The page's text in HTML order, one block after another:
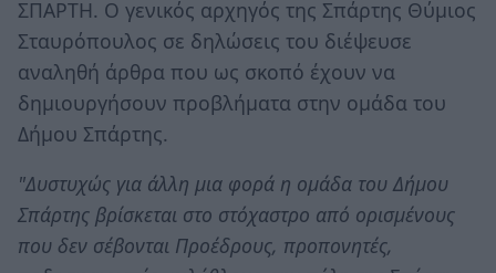
ΣΠΑΡΤΗ. Ο γενικός αρχηγός της Σπάρτης Θύμιος
Σταυρόπουλος σε δηλώσεις του διέψευσε
αναληθή άρθρα που ως σκοπό έχουν να
δημιουργήσουν προβλήματα στην ομάδα του
Δήμου Σπάρτης.
"Δυστυχώς για άλλη μια φορά η ομάδα του Δήμου
Σπάρτης βρίσκεται στο στόχαστρο από ορισμένους
που δεν σέβονται Προέδρους, προπονητές,